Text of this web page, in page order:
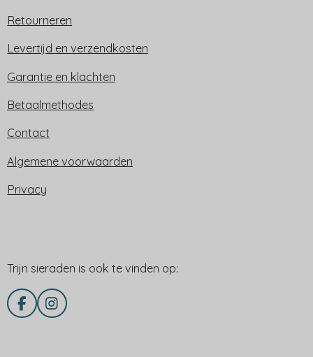
Retourneren
Levertijd en verzendkosten
Garantie en klachten
Betaalmethodes
Contact
Algemene voorwaarden
Privacy
Trijn sieraden is ook te vinden op:
F
a
I
n